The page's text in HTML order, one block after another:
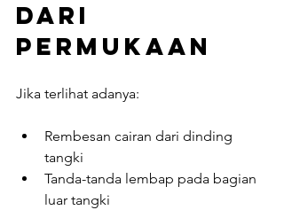
dari
Permukaan
Jika terlihat adanya:
Rembesan cairan dari dinding
tangki
Tanda-tanda lembap pada bagian
luar tangki